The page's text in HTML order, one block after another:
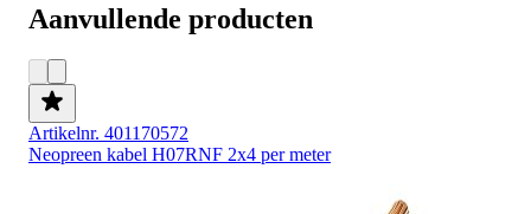
Aanvullende producten
Artikelnr. 401170572
Neopreen kabel H07RNF 2x4 per meter